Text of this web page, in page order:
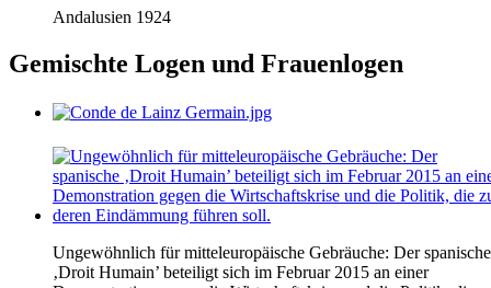
Andalusien 1924
Gemischte Logen und Frauenlogen
Ungewöhnlich für mitteleuropäische Gebräuche: Der spanische
‚Droit Humain’ beteiligt sich im Februar 2015 an einer